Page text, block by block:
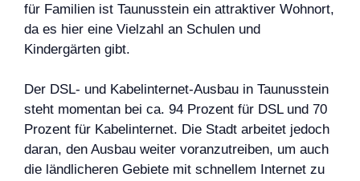
für Familien ist Taunusstein ein attraktiver Wohnort,
da es hier eine Vielzahl an Schulen und
Kindergärten gibt.
Der DSL- und Kabelinternet-Ausbau in Taunusstein
steht momentan bei ca. 94 Prozent für DSL und 70
Prozent für Kabelinternet. Die Stadt arbeitet jedoch
daran, den Ausbau weiter voranzutreiben, um auch
die ländlicheren Gebiete mit schnellem Internet zu